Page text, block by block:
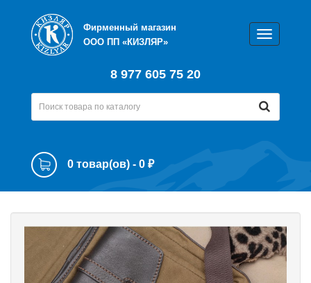
Фирменный магазин
ООО ПП «КИЗЛЯР»
8 977 605 75 20
0 товар(ов) - 0 ₽